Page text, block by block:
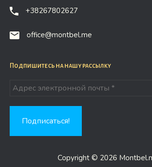
+38267802627
office@montbel.me
Подпишитесь на нашу рассылку
Copyright © 2026